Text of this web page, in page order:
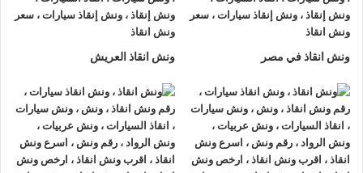
الطرق و لدينا فريق من السائقين الوناشين ذوي الخبرة والمدربين
لتزويدك بأفضل مساعدة على الطريق و تقديم خدمات الانقاذ
السريع.
ونش إنقاذ سياراتمن شركةالرواد لإنقاذ السياراتيقدم تجربة
فريدةلإنقاذ السيارات، تمتع بتجربةونش انقاذ سياراتمنونش
انقاذ الروادوأحصل على خصم 50% ، لدينا ونش انقاذمزود بأجهزة
تتبع GPS لأمانك وأمان سيارتك.
ونش انقاذ في مصر ونش انقاذ العريش